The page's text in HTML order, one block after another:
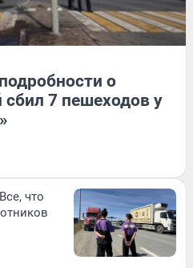
о
сбил 7 пешеходов у
что